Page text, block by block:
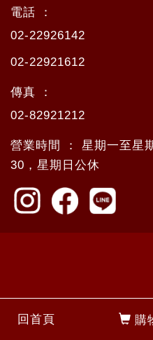
回首頁 購
電話 ：
02-22926142
02-22921612
傳真 ：
02-82921212
營業時間 ： 星期一至星
30，星期日公休